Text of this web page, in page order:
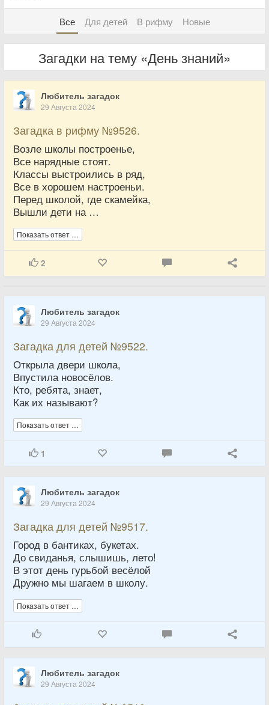
Все Для детей В рифму Новые
Загадки на тему «День знаний»
Любитель загадок
29 Августа 2024
Загадка в рифму №9526.
Возле школы построенье,
Все нарядные стоят.
Классы выстроились в ряд,
Все в хорошем настроеньи.
Перед школой, где скамейка,
Вышли дети на …
Показать ответ …
2
Любитель загадок
29 Августа 2024
Загадка для детей №9522.
Открыла двери школа,
Впустила новосёлов.
Кто, ребята, знает,
Как их называют?
Показать ответ …
1
Любитель загадок
29 Августа 2024
Загадка для детей №9517.
Город в бантиках, букетах.
До свиданья, слышишь, лето!
В этот день гурьбой весёлой
Дружно мы шагаем в школу.
Показать ответ …
Любитель загадок
29 Августа 2024